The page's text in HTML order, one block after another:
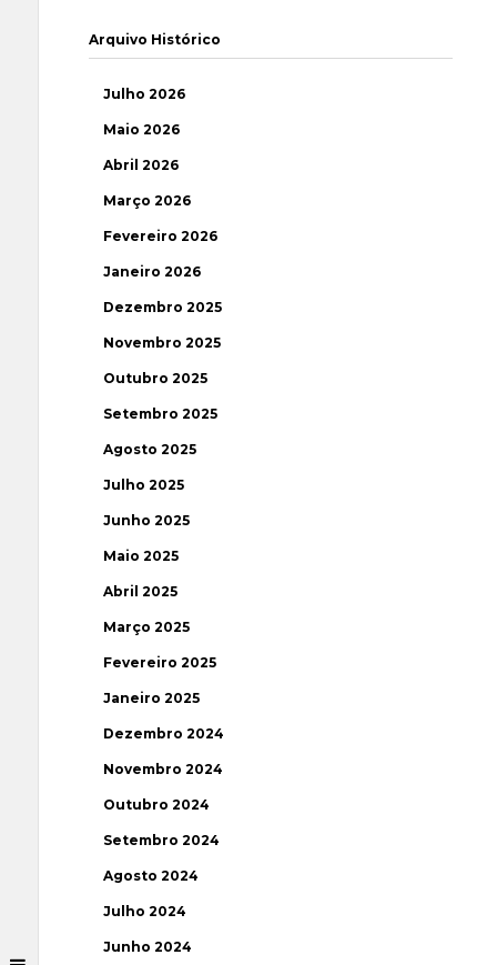
Arquivo Histórico
Julho 2026
Maio 2026
Abril 2026
Março 2026
Fevereiro 2026
Janeiro 2026
Dezembro 2025
Novembro 2025
Outubro 2025
Setembro 2025
Agosto 2025
Julho 2025
Junho 2025
Maio 2025
Abril 2025
Março 2025
Fevereiro 2025
Janeiro 2025
Dezembro 2024
Novembro 2024
Outubro 2024
Setembro 2024
Agosto 2024
Julho 2024
Junho 2024